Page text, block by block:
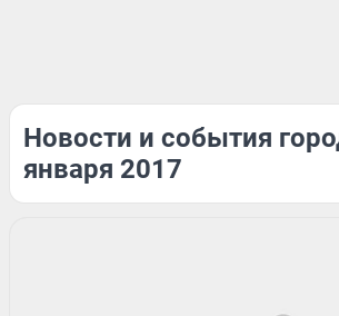
Новости и события
января 2017